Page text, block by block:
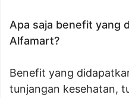
Apa saja benefit yang
Alfamart?
Benefit yang
tunjangan kesehatan,